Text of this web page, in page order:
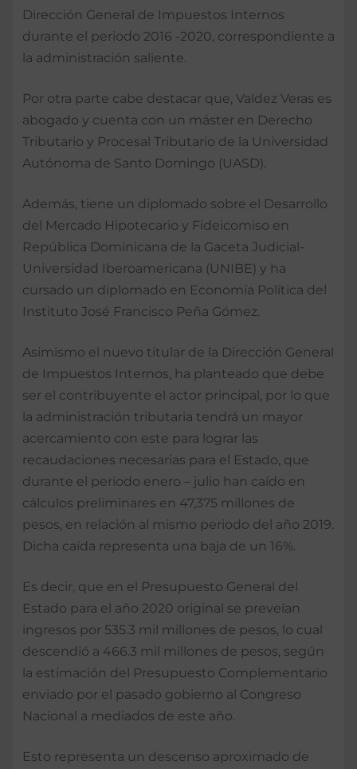
Dirección General de Impuestos Internos
durante el periodo 2016 -2020, correspondiente a
la administración saliente.
Por otra parte cabe destacar que, Valdez Veras es
abogado y cuenta con un máster en Derecho
Tributario y Procesal Tributario de la Universidad
Autónoma de Santo Domingo (UASD).
Además, tiene un diplomado sobre el Desarrollo
del Mercado Hipotecario y Fideicomiso en
República Dominicana de la Gaceta Judicial-
Universidad Iberoamericana (UNIBE) y ha
cursado un diplomado en Economía Política del
Instituto José Francisco Peña Gómez.
Asimismo el nuevo titular de la Dirección General
de Impuestos Internos, ha planteado que debe
ser el contribuyente el actor principal, por lo que
la administración tributaria tendrá un mayor
acercamiento con este para lograr las
recaudaciones necesarias para el Estado, que
durante el periodo enero – julio han caído en
cálculos preliminares en 47,375 millones de
pesos, en relación al mismo periodo del año 2019.
Dicha caída representa una baja de un 16%.
Es decir, que en el Presupuesto General del
Estado para el año 2020 original se preveían
ingresos por 535.3 mil millones de pesos, lo cual
descendió a 466.3 mil millones de pesos, según
la estimación del Presupuesto Complementario
enviado por el pasado gobierno al Congreso
Nacional a mediados de este año.
Esto representa un descenso aproximado de